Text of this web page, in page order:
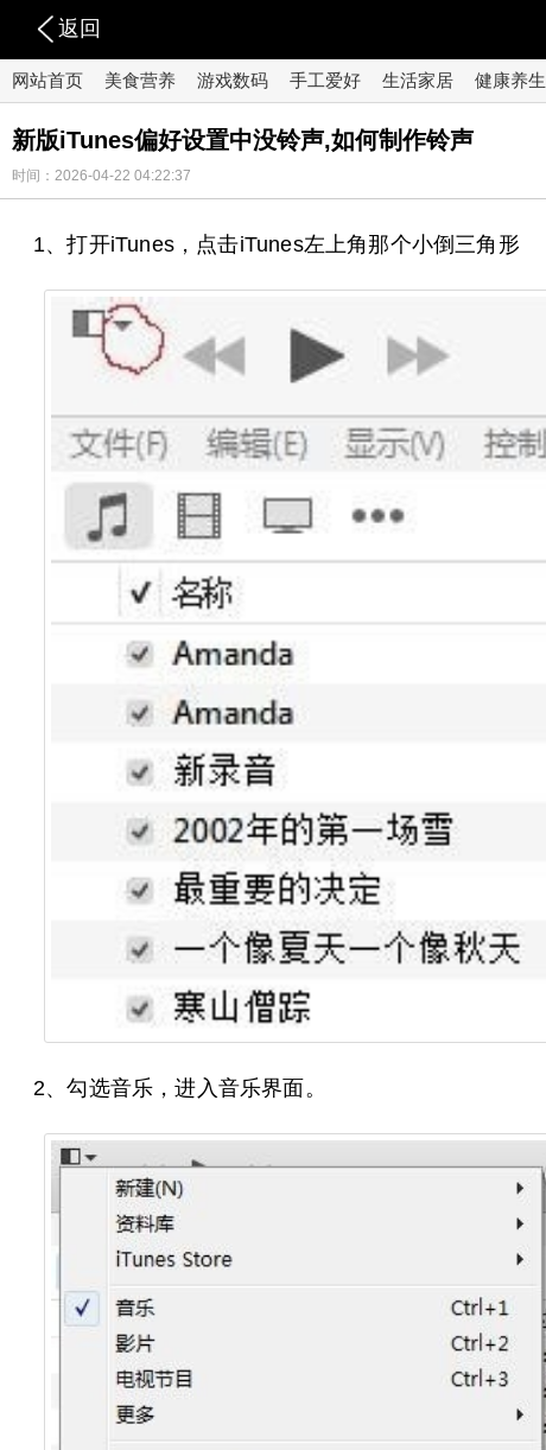
返回
网站首页 美食营养 游戏数码 手工爱好 生活家居 健康养生
新版iTunes偏好设置中没铃声,如何制作铃声
时间：2026-04-22 04:22:37
1、打开iTunes，点击iTunes左上角那个小倒三角形
2、勾选音乐，进入音乐界面。